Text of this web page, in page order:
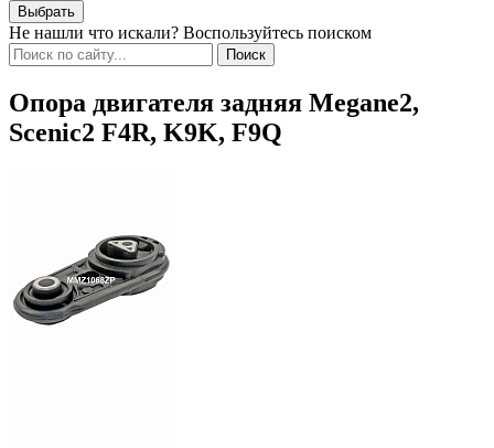
Не нашли что искали? Воспользуйтесь поиском
Опора двигателя задняя Megane2,
Scenic2 F4R, K9K, F9Q